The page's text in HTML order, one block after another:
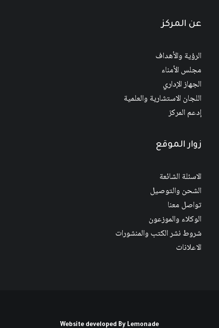
عن المركز
الرؤية والأهداف
مجلس الأمناء
الجهاز الإداري
اللجان الاستشارية والعلمية
إدعم المركز
زوار الموقع
الاسئلة الشائعة
الشحن والتوصيل
تواصل معنا
الوكلاء والموزعون
شروط نشر الكتب والمنشورات
الاعلانات
Website developed By Lemonade